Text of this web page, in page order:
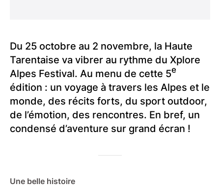
Du 25 octobre au 2 novembre, la Haute
Tarentaise va vibrer au rythme du Xplore
Alpes Festival. Au menu de cette 5e
édition : un voyage à travers les Alpes et le
monde, des récits forts, du sport outdoor,
de l’émotion, des rencontres. En bref, un
condensé d’aventure sur grand écran !
Une belle histoire